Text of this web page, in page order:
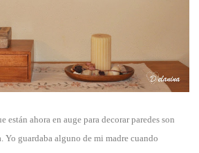
están ahora en auge para decorar paredes son
Yo guardaba alguno de mi madre cuando